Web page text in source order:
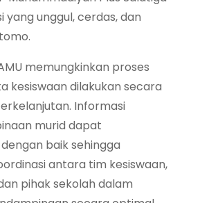
yang unggul, cerdas, dan
memungkinkan proses
kesiswaan dilakukan secara
Informasi
murid dapat
baik sehingga
antara tim kesiswaan,
pihak sekolah dalam